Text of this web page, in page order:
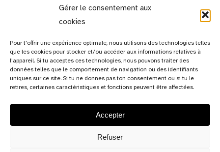
Gérer le consentement aux
cookies
Pour t'offrir une expérience optimale, nous utilisons des technologies telles
que les cookies pour stocker et/ou accéder aux informations relatives à
l'appareil. Si tu acceptes ces technologies, nous pouvons traiter des
données telles que le comportement de navigation ou des identifiants
uniques sur ce site. Si tu ne donnes pas ton consentement ou si tu le
retires, certaines caractéristiques et fonctions peuvent être affectées.
Accepter
Refuser